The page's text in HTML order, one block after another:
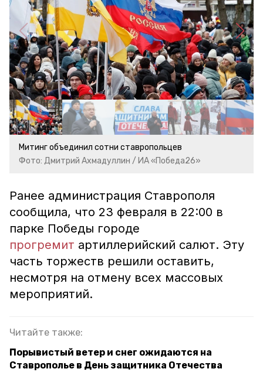
Митинг объединил сотни ставропольцев
Фото: Дмитрий Ахмадуллин / ИА «Победа26»
Ранее администрация Ставрополя
сообщила, что 23 февраля в 22:00 в
парке Победы городе
прогремит артиллерийский салют. Эту
часть торжеств решили оставить,
несмотря на отмену всех массовых
мероприятий.
Читайте также:
Порывистый ветер и снег ожидаются на
Ставрополье в День защитника Отечества